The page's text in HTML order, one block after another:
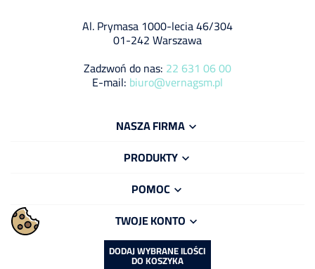
Al. Prymasa 1000-lecia 46/304
01-242 Warszawa
Zadzwoń do nas: 22 631 06 00
E-mail: biuro@vernagsm.pl
NASZA FIRMA 
PRODUKTY 
POMOC 
TWOJE KONTO 
DODAJ WYBRANE ILOŚCI
DO KOSZYKA